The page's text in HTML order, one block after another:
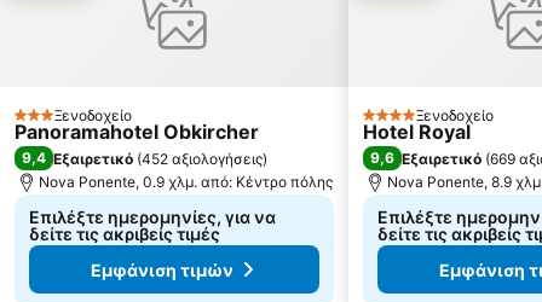
3 ΑστέριαΞενοδοχείο
Panoramahotel Obkircher
9,4 Εξαιρετικό (452 αξιολογήσεις)
Nova Ponente, 0.9 χλμ. από: Κέντρο πόλης
Επιλέξτε ημερομηνίες, για να
δείτε τις ακριβείς τιμές
Εμφάνιση τιμών
4 ΑστέριαΞενοδοχείο
Hotel Royal
9,6 Εξαιρετικό (669
Nova Ponente, 8.9
Επιλέξτε
δείτε τις ακριβείς
Εμφάνιση